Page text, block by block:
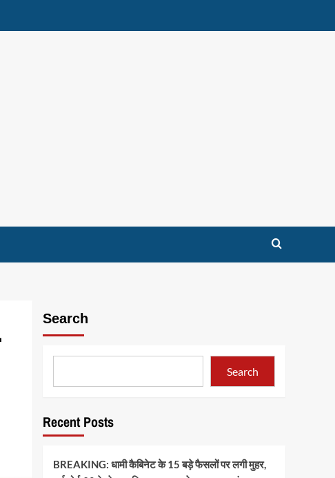
Search
Search
Recent Posts
BREAKING: धामी कैबिनेट के 15 बड़े फैसलों पर लगी मुहर,